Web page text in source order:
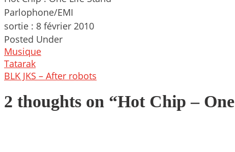
Parlophone/EMI
sortie : 8 février 2010
Posted Under
Musique
Post
navigation
Tatarak
BLK JKS – After robots
2 thoughts on “Hot Chip –